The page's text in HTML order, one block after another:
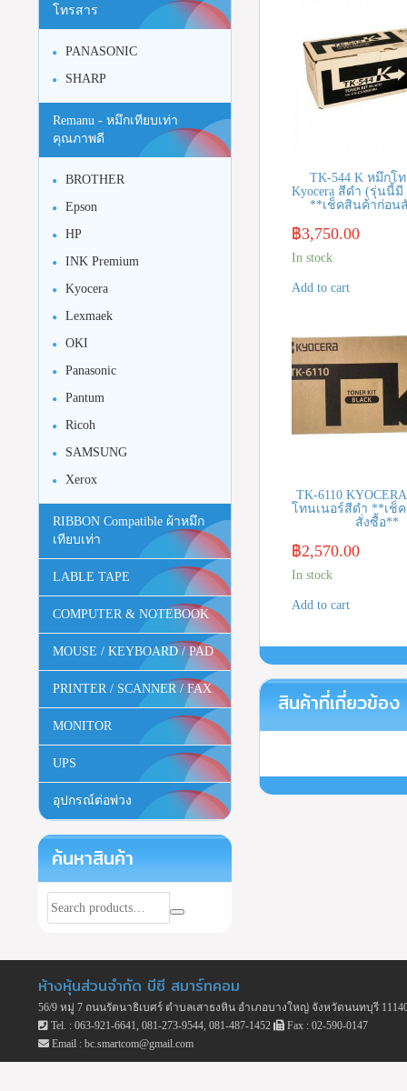
TK-544 K หมึกโ
Kyocera สีดำ (รุ่นนี้
**เช็คสินค้าก่อน
฿3,750.00
In stock
Add to cart
TK-6110
โทนเนอร์สีดำ **เช็
สั่งซื้อ**
฿2,570.00
In stock
Add to cart
สินค้าที่เกี่ยวข้อง
โทรสาร
PANASONIC
SHARP
Remanu - หมึกเทียบเท่า
คุณภาพดี
BROTHER
Epson
HP
INK Premium
Kyocera
Lexmaek
OKI
Panasonic
Pantum
Ricoh
SAMSUNG
Xerox
RIBBON Compatible ผ้าหมึก
เทียบเท่า
LABLE TAPE
COMPUTER & NOTEBOOK
MOUSE / KEYBOARD / PAD
PRINTER / SCANNER / FAX
MONITOR
UPS
อุปกรณ์ต่อพ่วง
ค้นหาสินค้า
ห้างหุ้นส่วนจำกัด บีซี สมาร์ทคอม
56/9 หมู่ 7 ถนนรัตนาธิเบศร์ ตำบลเสาธงหิน อำเภอบางใหญ่ จังหวัดนนทบุรี
Tel. : 063-921-6641, 081-273-9544, 081-487-1452
Fax : 02-590-0147
Email : bc.smartcom@gmail.com